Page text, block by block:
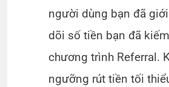
người dùng bạn đã
dõi số tiền bạn đã
chương trình Referral.
ngưỡng rút tiền tối